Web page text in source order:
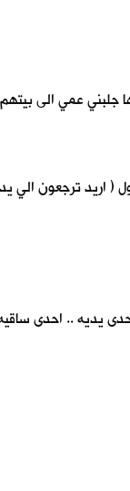
عمي الى
ترجعون الي
يديه .. احدى